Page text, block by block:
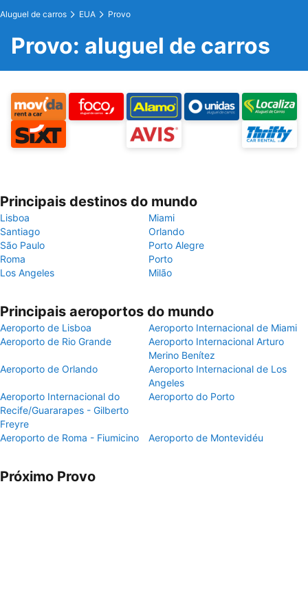
Aluguel de carros EUA Provo
Provo: aluguel de carros
Principais destinos do mundo
Lisboa
Miami
Santiago
Orlando
São Paulo
Porto Alegre
Roma
Porto
Los Angeles
Milão
Principais aeroportos do mundo
Aeroporto de Lisboa
Aeroporto Internacional de Miami
Aeroporto de Rio Grande
Aeroporto Internacional Arturo
Merino Benítez
Aeroporto de Orlando
Aeroporto Internacional de Los
Angeles
Aeroporto Internacional do
Recife/Guararapes - Gilberto
Freyre
Aeroporto do Porto
Aeroporto de Roma - Fiumicino Aeroporto de Montevidéu
Próximo Provo